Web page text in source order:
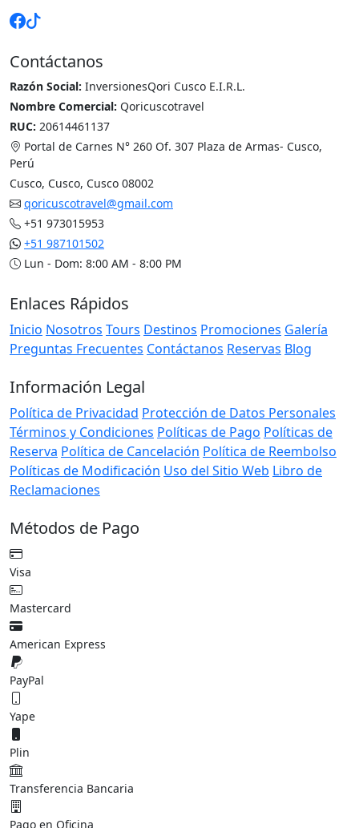
Contáctanos
Razón Social: InversionesQori Cusco E.I.R.L.
Nombre Comercial: Qoricuscotravel
RUC: 20614461137
Portal de Carnes N° 260 Of. 307 Plaza de Armas- Cusco,
Perú
Cusco, Cusco, Cusco 08002
qoricuscotravel@gmail.com
+51 973015953
+51 987101502
Lun - Dom: 8:00 AM - 8:00 PM
Enlaces Rápidos
Inicio Nosotros Tours Destinos Promociones Galería
Preguntas Frecuentes Contáctanos Reservas Blog
Información Legal
Política de Privacidad Protección de Datos Personales
Términos y Condiciones Políticas de Pago Políticas de
Reserva Política de Cancelación Política de Reembolso
Políticas de Modificación Uso del Sitio Web Libro de
Reclamaciones
Métodos de Pago
Visa
Mastercard
American Express
PayPal
Yape
Plin
Transferencia Bancaria
Pago en Oficina